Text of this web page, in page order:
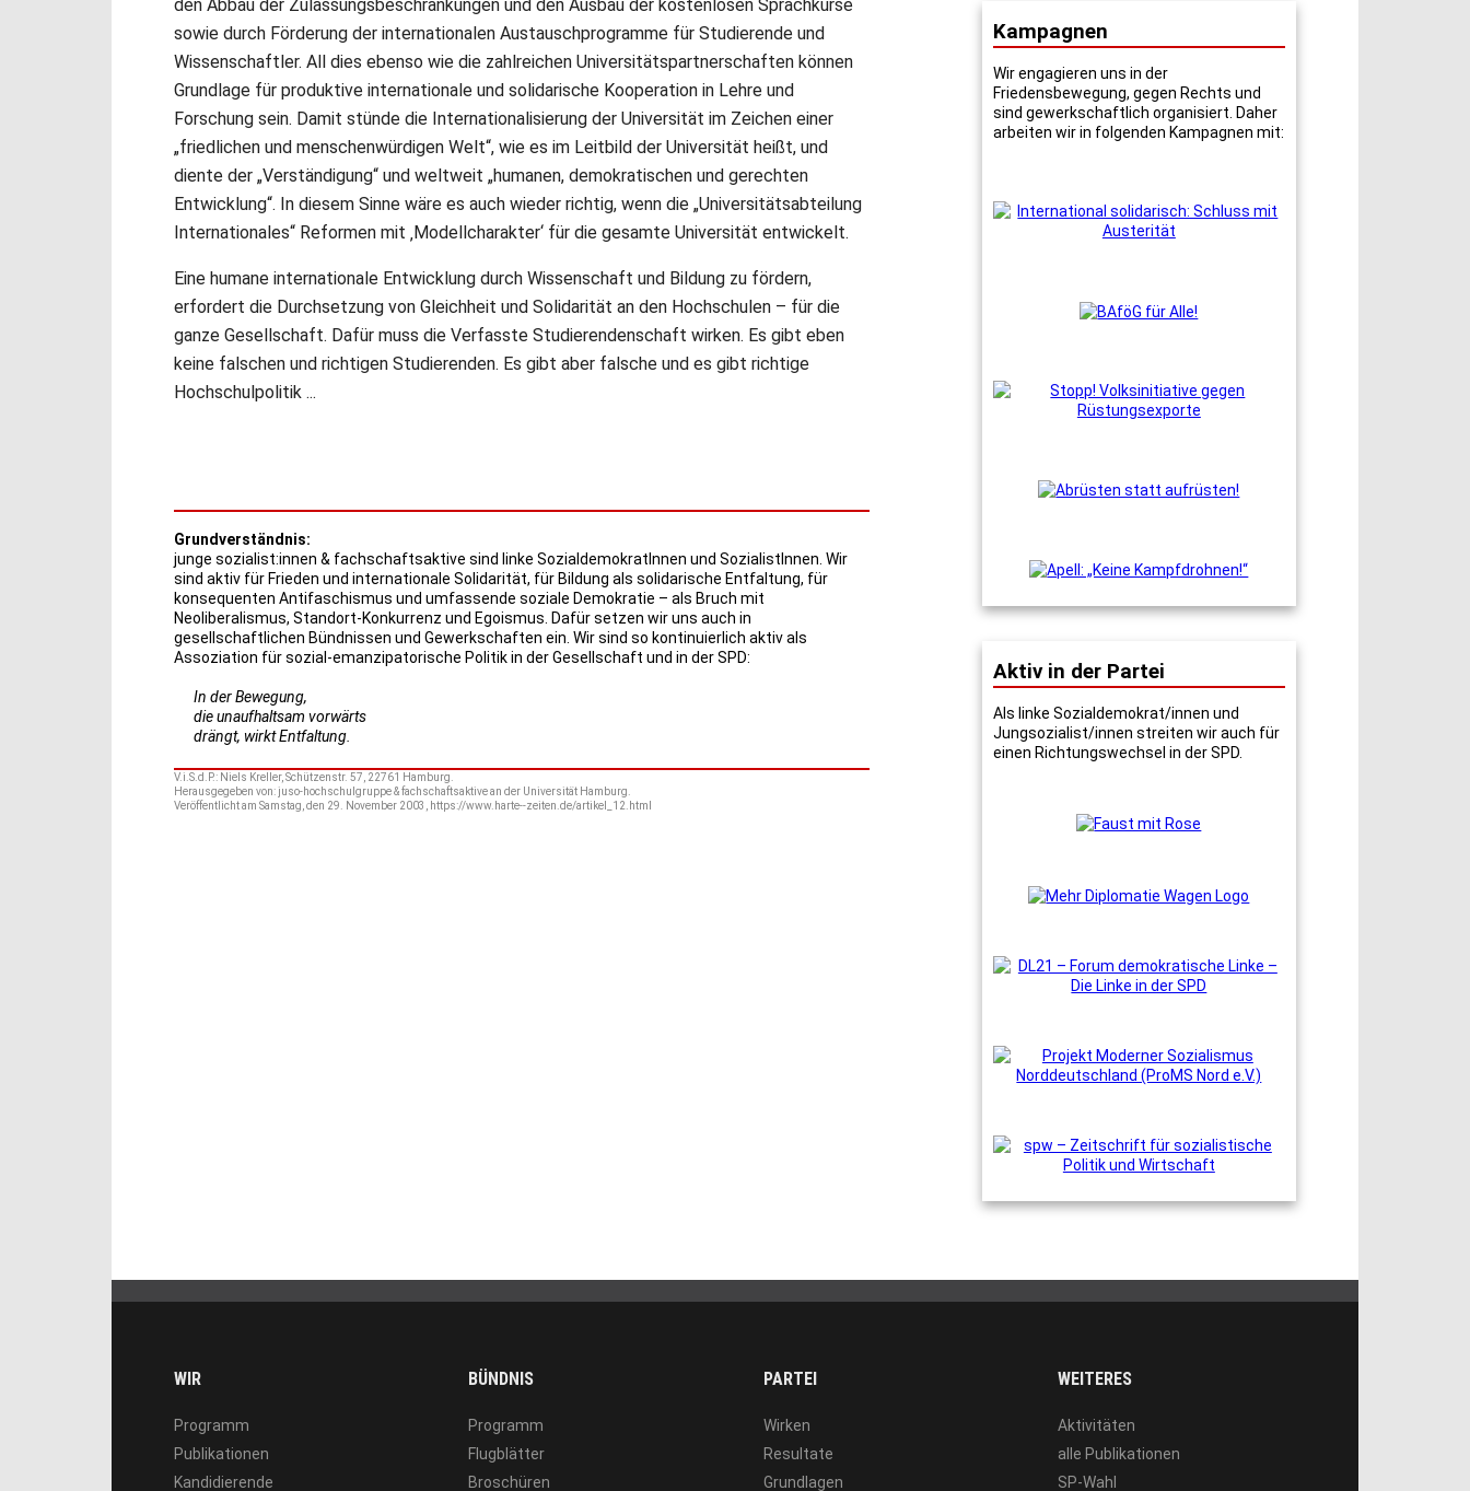
den Abbau der Zulassungsbeschränkungen und den Ausbau der kostenlosen Sprachkurse
sowie durch Förderung der internationalen Austauschprogramme für Studierende und
Wissenschaftler. All dies ebenso wie die zahlreichen Universitätspartnerschaften können
Grundlage für produktive internationale und solidarische Kooperation in Lehre und
Forschung sein. Damit stünde die Internationalisierung der Universität im Zeichen einer
„friedlichen und menschenwürdigen Welt“, wie es im Leitbild der Universität heißt, und
diente der „Verständigung“ und weltweit „humanen, demokratischen und gerechten
Entwicklung“. In diesem Sinne wäre es auch wieder richtig, wenn die „Universitätsabteilung
Internationales“ Reformen mit ‚Modellcharakter‘ für die gesamte Universität entwickelt.
Eine humane internationale Entwicklung durch Wissenschaft und Bildung zu fördern,
erfordert die Durchsetzung von Gleichheit und Solidarität an den Hochschulen – für die
ganze Gesellschaft. Dafür muss die Verfasste Studierendenschaft wirken. Es gibt eben
keine falschen und richtigen Studierenden. Es gibt aber falsche und es gibt richtige
Hochschulpolitik ...
Grundverständnis:
junge sozialist:innen & fachschaftsaktive sind linke SozialdemokratInnen und SozialistInnen. Wir
sind aktiv für Frieden und internationale Solidarität, für Bildung als solidarische Entfaltung, für
konsequenten Antifaschismus und umfassende soziale Demokratie – als Bruch mit
Neoliberalismus, Standort-Konkurrenz und Egoismus. Dafür setzen wir uns auch in
gesellschaftlichen Bündnissen und Gewerkschaften ein. Wir sind so kontinuierlich aktiv als
Assoziation für sozial-emanzipatorische Politik in der Gesellschaft und in der SPD:
In der Bewegung,
die unaufhaltsam vorwärts
drängt, wirkt Entfaltung.
V.i.S.d.P.: Niels Kreller, Schützenstr. 57, 22761 Hamburg.
Herausgegeben von: juso-hochschulgruppe & fachschaftsaktive an der Universität Hamburg.
Veröffentlicht am Samstag, den 29. November 2003, https://www.harte--zeiten.de/artikel_12.html
Kampagnen
Wir engagieren uns in der
Friedensbewegung, gegen Rechts und
sind gewerkschaftlich organisiert. Daher
arbeiten wir in folgenden Kampagnen mit:
Aktiv in der Partei
Als linke Sozialdemokrat/innen und
Jungsozialist/innen streiten wir auch für
einen Richtungswechsel in der SPD.
WIR
Programm
Publikationen
Kandidierende
BÜNDNIS
Programm
Flugblätter
Broschüren
PARTEI
Wirken
Resultate
Grundlagen
WEITERES
Aktivitäten
alle Publikationen
SP-Wahl